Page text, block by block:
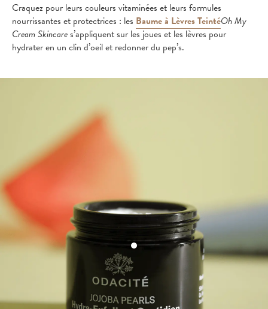
Craquez pour leurs couleurs vitaminées et leurs formules
nourrissantes et protectrices : les Baume à Lèvres TeintéOh My
Cream Skincares’appliquent sur les joues et les lèvres pour
hydrater en un clin d’oeil et redonner du pep’s.